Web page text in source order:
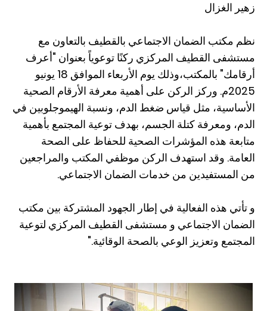
زهير الغزال
نظم مكتب الضمان الاجتماعي بالقطيف بالتعاون مع
مستشفى القطيف المركزي ركنًا توعوياً بعنوان "أعرف
أرقامك" بالمكتب،وذلك يوم الأربعاء الموافق 18 يونيو
2025م. وركز الركن على أهمية معرفة الأرقام الصحية
الأساسية، مثل قياس ضغط الدم، ونسبة الهيموجلوبين في
الدم، ومعرفة كتلة الجسم، بهدف توعية المجتمع بأهمية
متابعة هذه المؤشرات الصحية للحفاظ على الصحة
العامة. وقد استهدف الركن موظفي المكتب والمراجعين
من المستفيدين من خدمات الضمان الاجتماعي.
و تأتي هذه الفعالية في إطار الجهود المشتركة بين مكتب
الضمان الاجتماعي و مستشفى القطيف المركزي لتوعية
المجتمع وتعزيز الوعي بالصحة الوقائية."